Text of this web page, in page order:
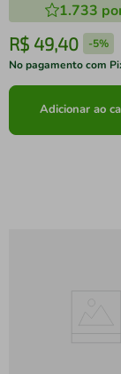
1.733
R$ 49,40 -5%
No pagamento com
Adicionar ao